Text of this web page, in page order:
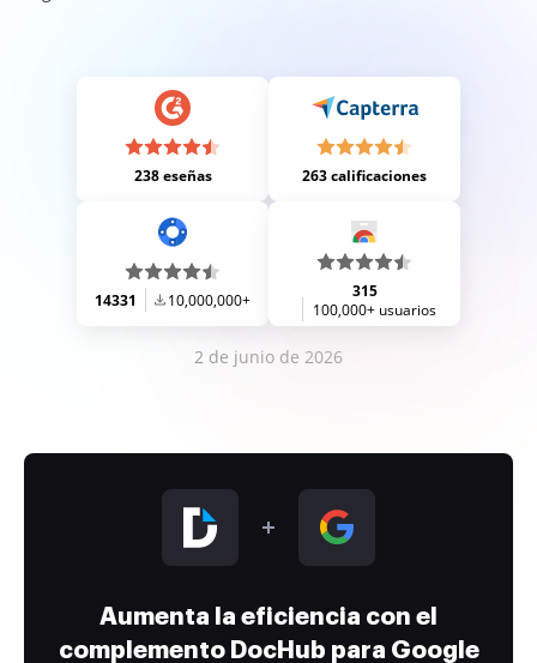
238 eseñas 263 calificaciones
14331 10,000,000+
315
100,000+ usuarios
2 de junio de 2026
Aumenta la eficiencia con el
complemento DocHub para Google